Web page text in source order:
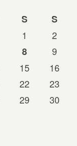
S
S
1
2
8
9
15
16
22
23
29
30